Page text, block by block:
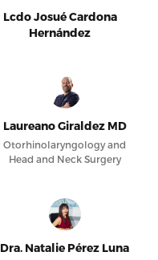
Lcdo Josué Cardona
Hernández
Laureano Giraldez MD
Otorhinolaryngology and
Head and Neck Surgery
Dra. Natalie Pérez Luna